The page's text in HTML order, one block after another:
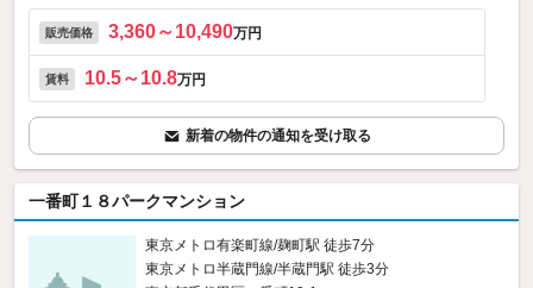
販売価格 3,360～10,490万円
賃料 10.5～10.8万円
新着の物件の通知を受け取る
一番町１８パークマンション
東京メトロ有楽町線/麹町駅 徒歩7分
東京メトロ半蔵門線/半蔵門駅 徒歩3分